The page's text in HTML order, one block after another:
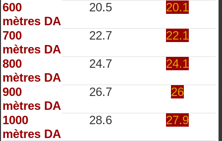
600
mètres DA
20.5 20.1
700
mètres DA
22.7 22.1
800
mètres DA
24.7 24.1
900
mètres DA
26.7 26
1000
mètres DA
28.6 27.9